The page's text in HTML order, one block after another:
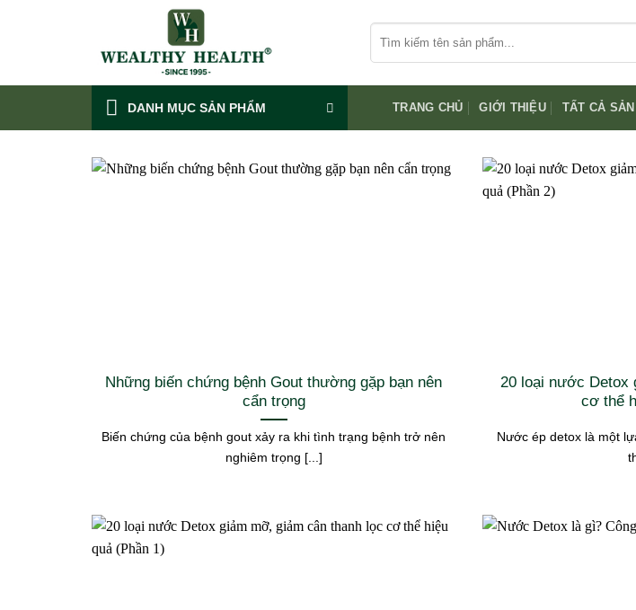
kiếm:
DANH MỤC SẢN PHẨM TRANG CHỦ GIỚI THIỆU TẤT CẢ SẢN
Những biến chứng bệnh Gout thường gặp bạn nên
cẩn trọng
Biến chứng của bệnh gout xảy ra khi tình trạng bệnh trở nên
nghiêm trọng [...]
20 loại nước Detox
cơ thể
Nước ép detox là một